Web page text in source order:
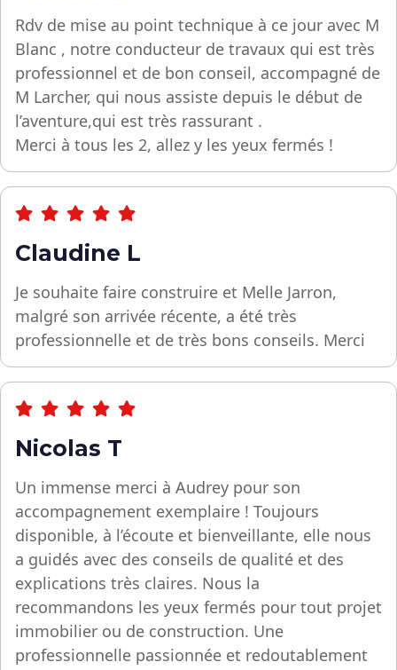
Rdv de mise au point technique à ce jour avec M
Blanc , notre conducteur de travaux qui est très
professionnel et de bon conseil, accompagné de
M Larcher, qui nous assiste depuis le début de
l’aventure,qui est très rassurant .
Merci à tous les 2, allez y les yeux fermés !
Claudine L
Je souhaite faire construire et Melle Jarron,
malgré son arrivée récente, a été très
professionnelle et de très bons conseils. Merci
Nicolas T
Un immense merci à Audrey pour son
accompagnement exemplaire ! Toujours
disponible, à l’écoute et bienveillante, elle nous
a guidés avec des conseils de qualité et des
explications très claires. Nous la
recommandons les yeux fermés pour tout projet
immobilier ou de construction. Une
professionnelle passionnée et redoutablement